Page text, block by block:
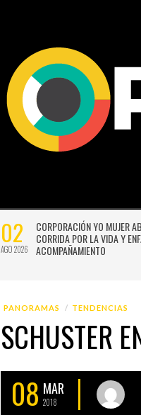
02
AGO 2026
CORPORACIÓN YO MUJER
CORRIDA POR LA VIDA Y
ACOMPAÑAMIENTO
PANORAMAS TENDENCIAS
SCHUSTER
08 MAR
2018